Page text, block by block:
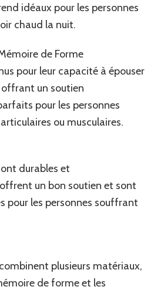
idéaux pour les personnes
chaud la nuit.
de Forme
pour leur capacité à épouser
un soutien
pour les personnes
ou musculaires.
durables et
un bon soutien et sont
pour les personnes souffrant
plusieurs matériaux,
de forme et les